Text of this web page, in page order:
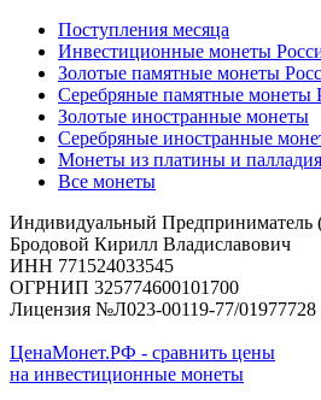
Поступления месяца
Инвестиционные монеты
Золотые памятные монеты
Серебряные памятные
Золотые иностранные монеты
Серебряные иностранные
Монеты из платины и палладия
Все монеты
Индивидуальный
Бродовой Кирилл Владиславович
ИНН 771524033545
ОГРНИП 325774600101700
Лицензия №Л023-00119-77/01977728
ЦенаМонет.РФ - сравнить цены
на инвестиционные монеты